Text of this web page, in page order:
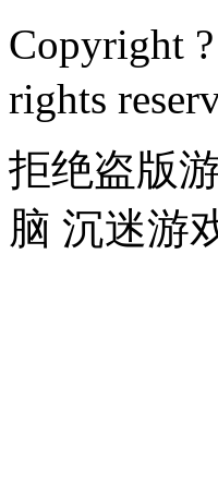
Copyright
rights
拒绝盗版
脑 沉迷游